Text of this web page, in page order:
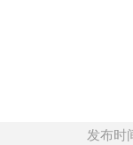
发布时